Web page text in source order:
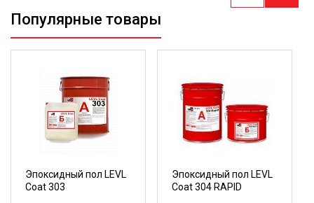
Популярные товары
Эпоксидный пол LEVL
Coat 303
Эпоксидный пол LEVL
Coat 304 RAPID